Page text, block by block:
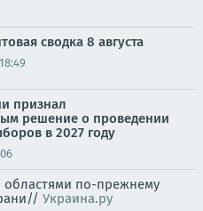
сводка 8 августа
признал
решение о проведении
в 2027 году
по-прежнему
Украина.ру